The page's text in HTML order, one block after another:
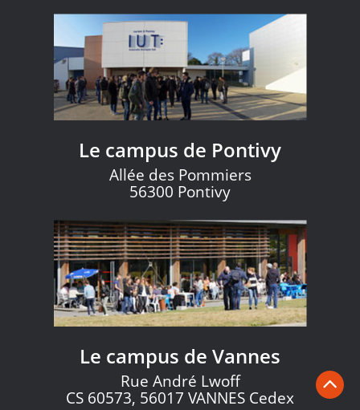
Le campus de Pontivy
Allée des Pommiers
56300 Pontivy
Le campus de Vannes
Rue André Lwoff
CS 60573, 56017 VANNES Cedex